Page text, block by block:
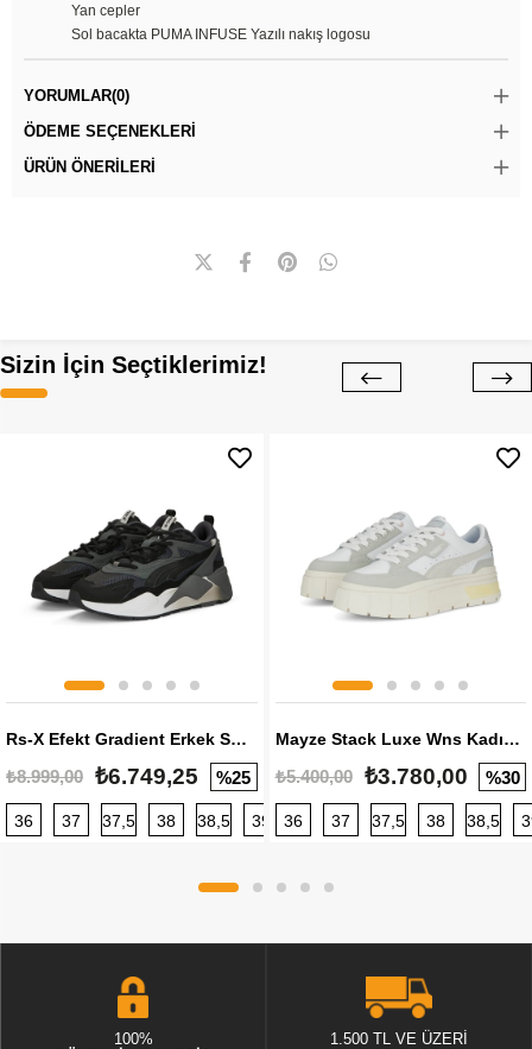
Yan cepler
Sol bacakta PUMA INFUSE Yazılı nakış logosu
YORUMLAR(0)
ÖDEME SEÇENEKLERI
ÜRÜN ÖNERILERI
Sizin İçin Seçtiklerimiz!
Rs-X Efekt Gradient Erkek Sneaker
₺8.999,00 ₺6.749,25 %25
36 37 37,5 38 38,5 39 40 40,5 41 42 42,5
Mayze Stack Luxe Wns Kadın Sneaker
₺5.400,00 ₺3.780,00 %30
36 37 37,5 38 38,5
100%
1.500 TL VE ÜZERİ